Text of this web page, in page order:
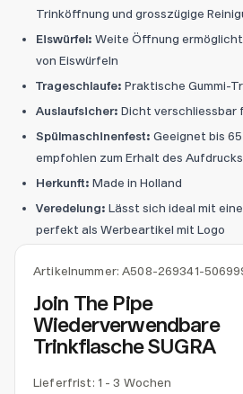
Artikelnummer:A508-269341-
Join The Pipe
Wiederverwendbare
Trinkflasche SUGRA
Lieferfrist: 1 - 3 Wochen
Trinköffnung und grosszügige
Eiswürfel: Weite Öffnung
von Eiswürfeln
Trageschlaufe: Praktische Gummi-
Auslaufsicher: Dicht verschliessbar
Spülmaschinenfest: Geeignet bis
empfohlen zum Erhalt des
Herkunft: Made in Holland
Veredelung: Lässt sich ideal mit
perfekt als Werbeartikel mit Logo